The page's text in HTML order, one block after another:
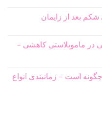
بعد از زایمان
در ماموپلاستی کاهشی –
است – زمانبندی انواع